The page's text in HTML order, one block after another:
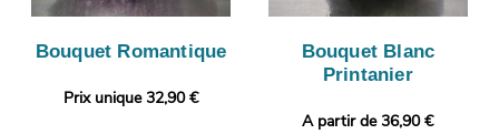
Bouquet Romantique
Prix unique 32,90 €
Bouquet Blanc
Printanier
A partir de 36,90 €